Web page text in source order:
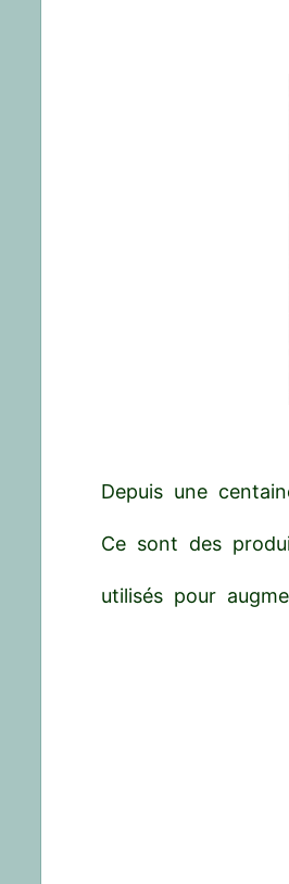
Depuis une
Ce sont des
utilisés pour